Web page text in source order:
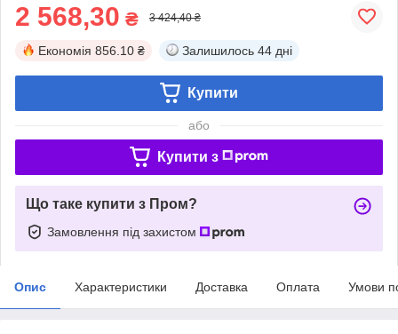
2 568,30 ₴ 3 424,40 ₴
Економія 856.10 ₴ Залишилось 44 дні
Купити
або
Купити з
Що таке купити з Пром?
Замовлення під захистом
Опис Характеристики Доставка Оплата Умови